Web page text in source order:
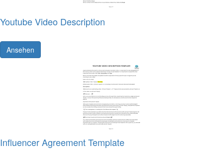
Youtube Video Description
Ansehen
Influencer Agreement Template